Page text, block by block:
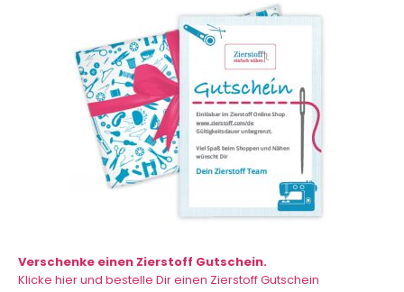
Verschenke einen Zierstoff Gutschein.
Klicke hier und bestelle Dir einen Zierstoff Gutschein